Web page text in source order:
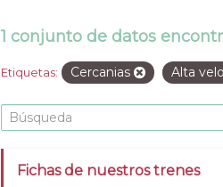
1 conjunto de datos
Etiquetas: Cercanias Alta
Fichas de nuestros trenes